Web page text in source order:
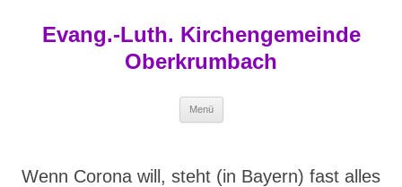
springen
Evang.-Luth. Kirchengemeinde
Oberkrumbach
Menü
Wenn Corona will, steht (in Bayern) fast alles